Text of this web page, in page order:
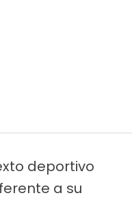
deportivo
a su